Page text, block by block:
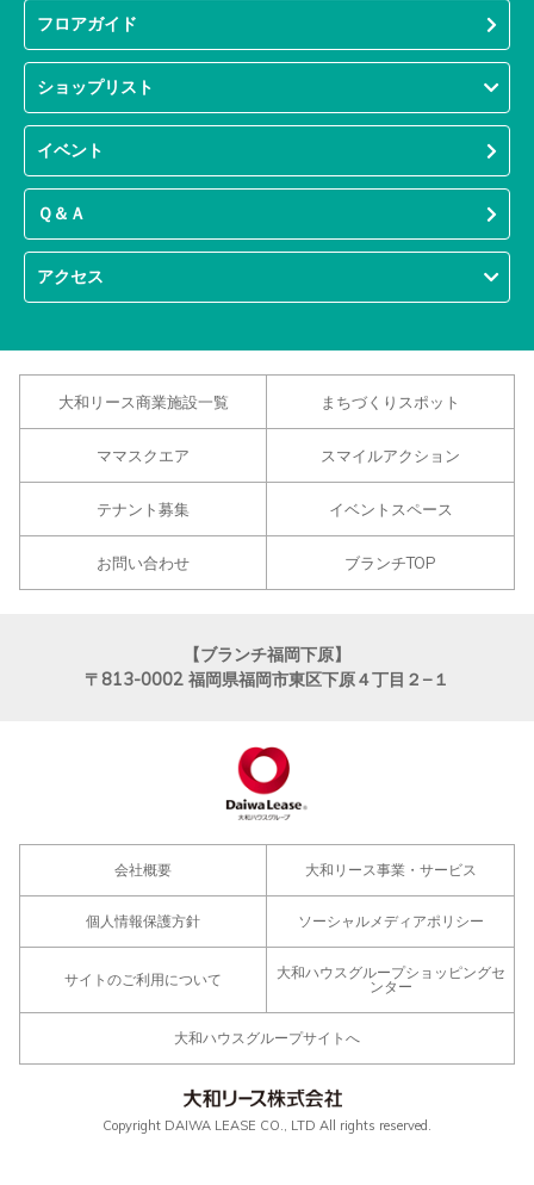
フロアガイド
ショップリスト
イベント
Ｑ＆Ａ
アクセス
大和リース商業施設一覧 まちづくりスポット
ママスクエア スマイルアクション
テナント募集 イベントスペース
お問い合わせ ブランチTOP
【ブランチ福岡下原】
〒813-0002 福岡県福岡市東区下原４丁目２−１
会社概要 大和リース事業・サービス
個人情報保護方針 ソーシャルメディアポリシー
サイトのご利用について
大和ハウスグループショッピングセ
ンター
大和ハウスグループサイトへ
Copyright DAIWA LEASE CO., LTD All rights reserved.